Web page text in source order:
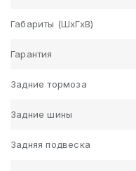
Габариты (ШхГхВ)
Гарантия
Задние тормоза
Задние шины
Задняя подвеска